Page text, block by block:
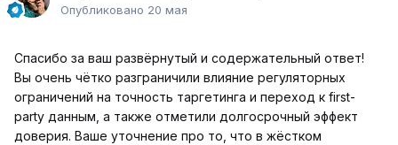
Опубликовано 20 мая
Спасибо за ваш развёрнутый и содержательный ответ!
Вы очень чётко разграничили влияние регуляторных
ограничений на точность таргетинга и переход к first-
party данным, а также отметили долгосрочный эффект
доверия. Ваше уточнение про то, что в жёстком